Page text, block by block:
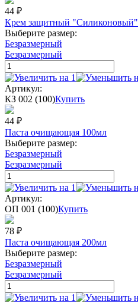
44 ₽
Крем защитный "Силиконовый"
Выберите размер:
Безразмерный
Безразмерный
Артикул:
КЗ 002 (100)Купить
44 ₽
Паста очищающая 100мл
Выберите размер:
Безразмерный
Безразмерный
Артикул:
ОП 001 (100)Купить
78 ₽
Паста очищающая 200мл
Выберите размер:
Безразмерный
Безразмерный